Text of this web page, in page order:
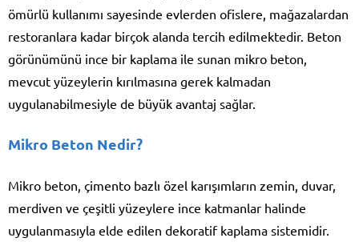
ömürlü kullanımı sayesinde evlerden ofislere, mağazalardan
restoranlara kadar birçok alanda tercih edilmektedir. Beton
görünümünü ince bir kaplama ile sunan mikro beton,
mevcut yüzeylerin kırılmasına gerek kalmadan
uygulanabilmesiyle de büyük avantaj sağlar.
Mikro Beton Nedir?
Mikro beton, çimento bazlı özel karışımların zemin, duvar,
merdiven ve çeşitli yüzeylere ince katmanlar halinde
uygulanmasıyla elde edilen dekoratif kaplama sistemidir.